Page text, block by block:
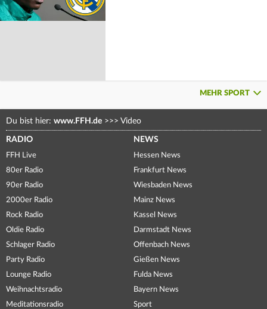
MEHR SPORT
Du bist hier: www.FFH.de >>> Video
RADIO
FFH Live
80er Radio
90er Radio
2000er Radio
Rock Radio
Oldie Radio
Schlager Radio
Party Radio
Lounge Radio
Weihnachtsradio
Meditationsradio
NEWS
Hessen News
Frankfurt News
Wiesbaden News
Mainz News
Kassel News
Darmstadt News
Offenbach News
Gießen News
Fulda News
Bayern News
Sport